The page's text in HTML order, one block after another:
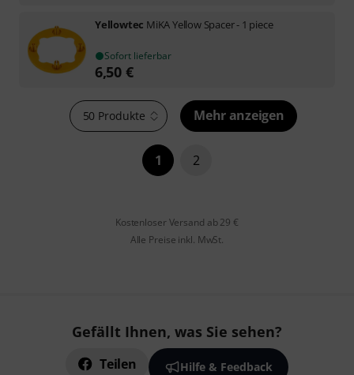
Yellowtec MiKA Yellow Spacer - 1 piece
Sofort lieferbar
6,50 €
50 Produkte Mehr anzeigen
1 2
Kostenloser Versand ab 29 €
Alle Preise inkl. MwSt.
Gefällt Ihnen, was Sie sehen?
Teilen Hilfe & Feedback